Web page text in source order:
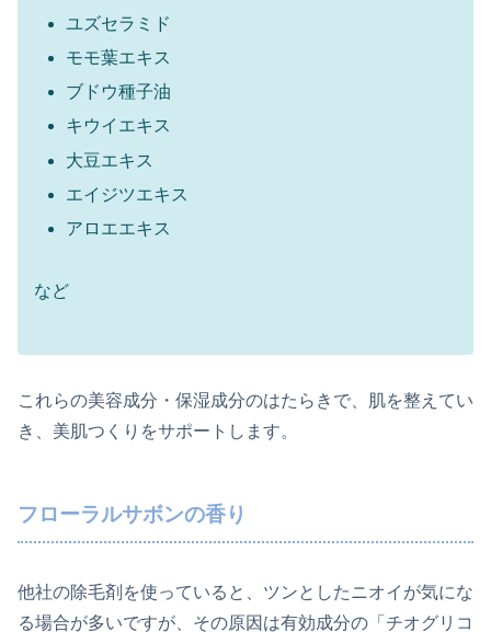
ユズセラミド
モモ葉エキス
ブドウ種子油
キウイエキス
大豆エキス
エイジツエキス
アロエエキス
など
これらの美容成分・保湿成分のはたらきで、肌を整えてい
き、美肌つくりをサポートします。
フローラルサボンの香り
他社の除毛剤を使っていると、ツンとしたニオイが気にな
る場合が多いですが、その原因は有効成分の「チオグリコ